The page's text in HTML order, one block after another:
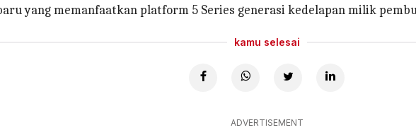
yang memanfaatkan platform 5 Series generasi kedelapan milik
kamu selesai
ADVERTISEMENT